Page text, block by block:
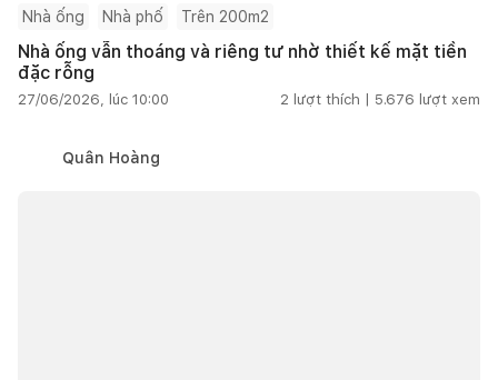
Nhà ống Nhà phố Trên 200m2
Nhà ống vẫn thoáng và riêng tư nhờ thiết kế mặt tiền
đặc rỗng
27/06/2026, lúc 10:00 2 lượt thích | 5.676 lượt xem
Quân Hoàng